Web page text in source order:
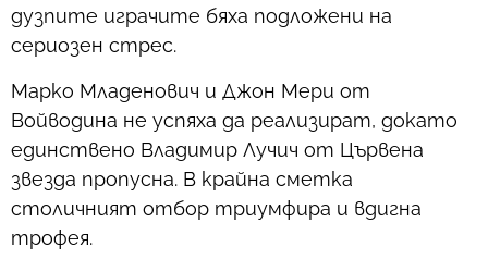
дузпите играчите бяха подложени на
сериозен стрес.
Марко Младенович и Джон Мери от
Войводина не успяха да реализират, докато
единствено Владимир Лучич от Цървена
звезда пропусна. В крайна сметка
столичният отбор триумфира и вдигна
трофея.